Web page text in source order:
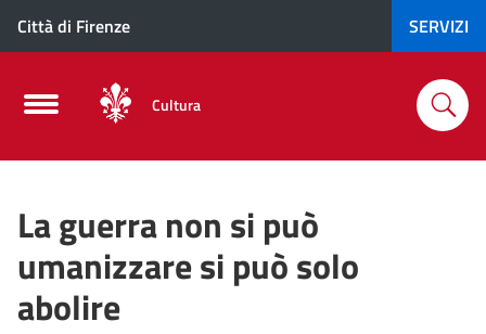
Città di Firenze SERVIZI
Cultura
La guerra non si può
umanizzare si può solo
abolire